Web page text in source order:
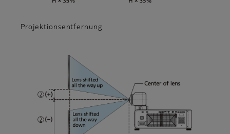
Projektionsentfernung